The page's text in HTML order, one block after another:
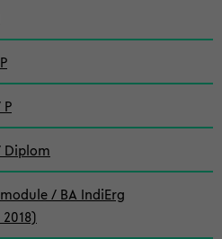
Diplom
/ BA IndiErg